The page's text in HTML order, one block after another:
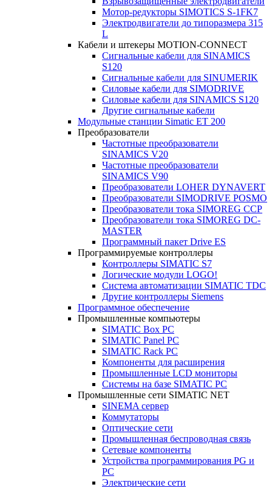
Мотор-редукторы SIMOTICS S-1FK7
Электродвигатели до типоразмера 315
L
Кабели и штекеры MOTION-CONNECT
Сигнальные кабели для SINAMICS
S120
Сигнальные кабели для SINUMERIK
Силовые кабели для SIMODRIVE
Силовые кабели для SINAMICS S120
Другие сигнальные кабели
Модульные станции Simatic ET 200
Преобразователи
Частотные преобразователи
SINAMICS V20
Частотные преобразователи
SINAMICS V90
Преобразователи LOHER DYNAVERT
Преобразователи SIMODRIVE POSMO
Преобразователи тока SIMOREG CCP
Преобразователи тока SIMOREG DC-
MASTER
Программный пакет Drive ES
Программируемые контроллеры
Контроллеры SIMATIC S7
Логические модули LOGO!
Система автоматизации SIMATIC TDC
Другие контроллеры Siemens
Программное обеспечение
Промышленные компьютеры
SIMATIC Box PC
SIMATIC Panel PС
SIMATIC Rack PC
Компоненты для расширения
Промышленные LCD мониторы
Системы на базе SIMATIC PC
Промышленные сети SIMATIC NET
SINEMA сервер
Коммутаторы
Оптические сети
Промышленная беспроводная связь
Сетевые компоненты
Устройства программирования PG и
PC
Электрические сети